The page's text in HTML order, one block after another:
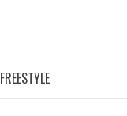
FREESTYLE